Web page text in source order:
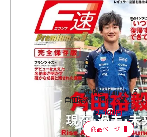
F速 Premium Vol.3
角田裕毅 現在・過去・
2,100円
商品ページ